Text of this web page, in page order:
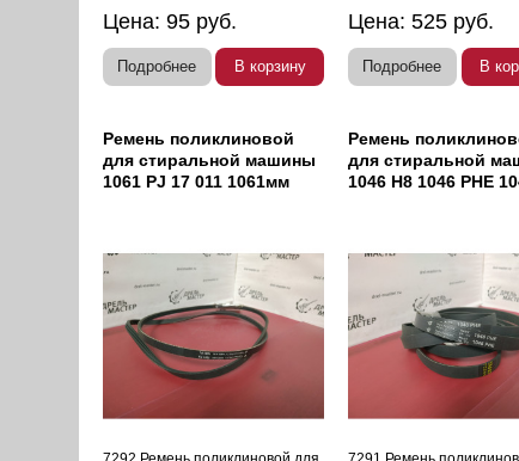
Цена: 95 руб.
Подробнее В корзину
Цена:525 руб.
Подробнее В
Ремень поликлиновой
для стиральной машины
1061 PJ 17 011 1061мм
Ремень
для стиральной
1046 H8 1046 PHE